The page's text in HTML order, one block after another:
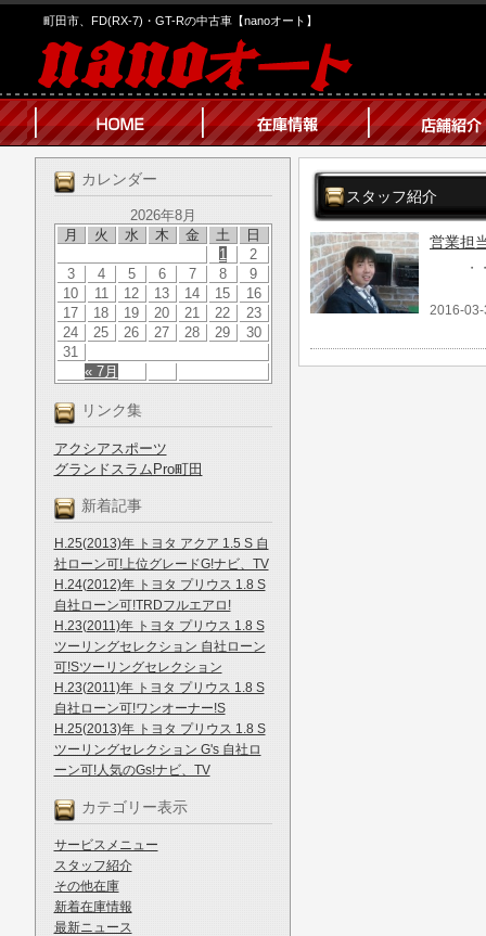
町田市、FD(RX-7)・GT-Rの中古車【nanoオート】
カレンダー
2026年8月
月
火 水 木 金 土 日
« 7月
1
2
3
4 5 6 7 8
9
10
11 12 13 14 15
16
17
18 19 20 21 22
23
24
25 26 27 28 29
30
31
リンク集
アクシアスポーツ
グランドスラムPro町田
新着記事
H.25(2013)年 トヨタ アクア 1.5 S 自
社ローン可!上位グレードG!ナビ、TV
H.24(2012)年 トヨタ プリウス 1.8 S
自社ローン可!TRDフルエアロ!
H.23(2011)年 トヨタ プリウス 1.8 S
ツーリングセレクション 自社ローン
可!Sツーリングセレクション
H.23(2011)年 トヨタ プリウス 1.8 S
自社ローン可!ワンオーナー!S
H.25(2013)年 トヨタ プリウス 1.8 S
ツーリングセレクション G's 自社ロ
ーン可!人気のGs!ナビ、TV
カテゴリー表示
サービスメニュー
スタッフ紹介
その他在庫
新着在庫情報
最新ニュース
スタッフ紹介
営業担
・・
2016-